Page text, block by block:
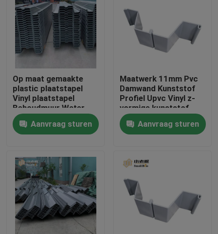
Ongeveer ons
Fabrieksreis
Kwaliteitscontrole
Contacteer ons
bloggen
Verzoek om een Citaat
MBBR-filtermedia
De biomedia van MBBR
Op maat gemaakte
plastic plaatstapel
Vinyl plaatstapel
Behoudmuur Water
Lake oplossing
Aanvraag sturen
Maatwerk 11mm Pvc
Damwand Kunststof
Profiel Upvc Vinyl z-
vormige kunststof
palen
Aanvraag sturen